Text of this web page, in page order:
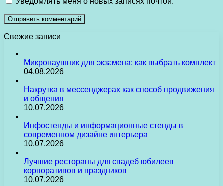
Свежие записи
Микронаушник для экзамена: как выбрать комплект
04.08.2026
Накрутка в мессенджерах как способ продвижения
и общения
10.07.2026
Инфостенды и информационные стенды в
современном дизайне интерьера
10.07.2026
Лучшие рестораны для свадеб юбилеев
корпоративов и праздников
10.07.2026